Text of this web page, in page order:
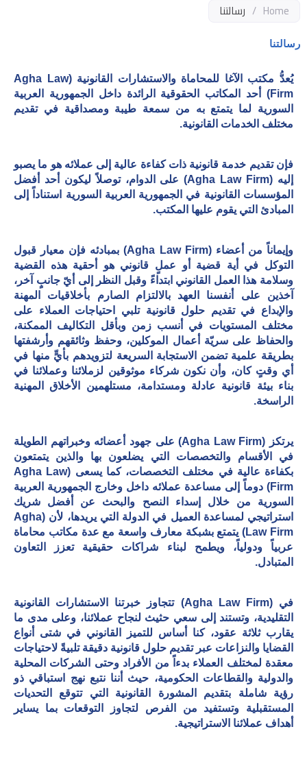
Home
/ رسالتنا
رسالتنا
يُعدُّ مكتب الآغا للمحاماة والاستشارات القانونية (Agha Law
Firm) أحد المكاتب الحقوقية الرائدة داخل الجمهورية العربية
السورية لما يتمتع به من سمعة طيبة ومصداقية في تقديم
مختلف الخدمات القانونية.
فإن تقديم خدمة قانونية ذات كفاءة عالية إلى عملائه هو ما يصبو
إليه (Agha Law Firm) على الدوام، توصلاً ليكون أحد أفضل
المؤسسات القانونية في الجمهورية العربية السورية استناداً إلى
المبادئ التي يقوم عليها المكتب.
وإيماناً من أعضاء (Agha Law Firm) بمبادئه فإن معيار قبول
التوكل في أية قضية أو عملٍ قانوني هو أحقية هذه القضية
وسلامة هذا العمل القانوني ابتداءً وقبل النظر إلى أيّ جانبٍ آخر،
آخذين على أنفسنا العهد بالالتزام الصارم بأخلاقيات المهنة
والإبداع في تقديم حلول قانونية تلبي احتياجات العملاء على
مختلف المستويات في أنسب زمن وبأقل التكاليف الممكنة،
والحفاظ على سريّة أعمال الموكلين، وحفظ وثائقهم وأرشفتها
بطريقة علمية تضمن الاستجابة السريعة لتزويدهم بأيٍّ منها في
أي وقتٍ كان، وأن نكون شركاء موثوقين لزملائنا وعملائنا في
بناء بيئة قانونية عادلة ومستدامة، مستلهمين الأخلاق المهنية
الراسخة.
يرتكز (Agha Law Firm) على جهود أعضائه وخبراتهم الطويلة
في الأقسام والتخصصات التي يضلعون بها والذين يتمتعون
بكفاءة عالية في مختلف التخصصات، كما يسعى (Agha Law
Firm) دوماً إلى مساعدة عملائه داخل وخارج الجمهورية العربية
السورية من خلال إسداء النصح والبحث عن أفضل شريك
استراتيجي لمساعدة العميل في الدولة التي يريدها، لأن (Agha
Law Firm) يتمتع بشبكة معارف واسعة مع عدة مكاتب محاماة
عربياً ودولياً، ويطمح لبناء شراكات حقيقية تعزز التعاون
المتبادل.
في (Agha Law Firm) تتجاوز خبرتنا الاستشارات القانونية
التقليدية، وتستند إلى سعي حثيث لنجاح عملائنا، وعلى مدى ما
يقارب ثلاثة عقود، كنا أساس للتميز القانوني في شتى أنواع
القضايا والنزاعات عبر تقديم حلول قانونية دقيقة تلبيةً لاحتياجات
معقدة لمختلف العملاء بدءاً من الأفراد وحتى الشركات المحلية
والدولية والقطاعات الحكومية، حيث أننا نتبع نهج استباقي ذو
رؤية شاملة بتقديم المشورة القانونية التي تتوقع التحديات
المستقبلية وتستفيد من الفرص لتجاوز التوقعات بما يساير
أهداف عملائنا الاستراتيجية.